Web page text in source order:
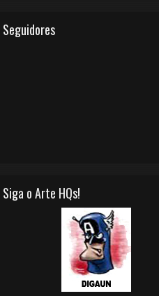
Seguidores
Siga o Arte HQs!